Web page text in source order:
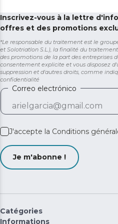
Inscrivez-vous à la lettre
offres et des promotions
*Le responsable du traitement est le
et Solotriatlon S.L.), la finalité du
des promotions de la part des entreprises
consentement explicite et vous disposez
suppression et d'autres droits, comme
confidentialité
Correo electrónico
J'accepte la Conditions
Je m'abonne !
Catégories
Informations